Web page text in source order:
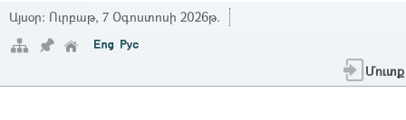
Այսօր: Ուրբաթ, 7 Օգոստոսի 2026թ.
Մուտք